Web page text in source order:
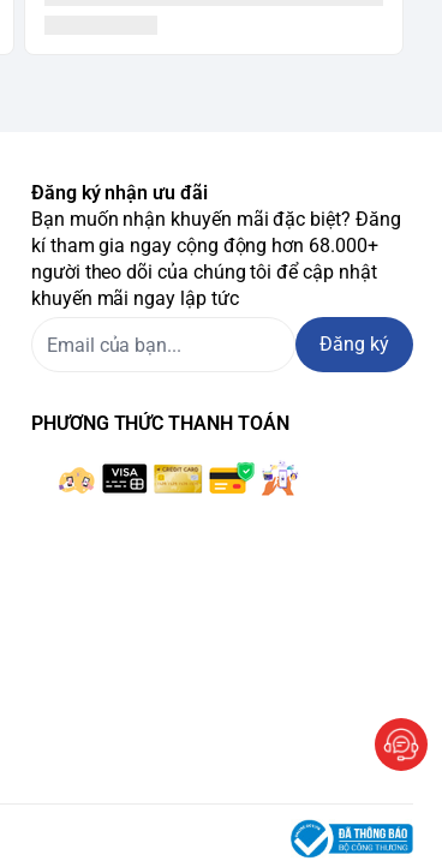
Đăng ký nhận ưu đãi
Bạn muốn nhận khuyến mãi đặc biệt? Đăng
kí tham gia ngay cộng động hơn 68.000+
người theo dõi của chúng tôi để cập nhật
khuyến mãi ngay lập tức
Đăng ký
PHƯƠNG THỨC THANH TOÁN